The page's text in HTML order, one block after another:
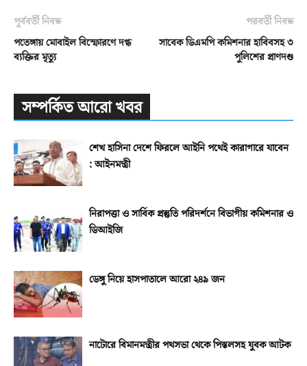
পূর্ববর্তী নিবন্ধ
পতেঙ্গায় মোবাইল বিস্ফোরণে দগ্ধ
ব্যক্তির মৃত্যু
পরবর্তী নিবন্ধ
সাবেক ডিএমপি কমিশনার হাবিবসহ ৩
পুলিশের প্রাণদণ্ড
সম্পর্কিত আরো খবর
শেখ হাসিনা দেশে ফিরলে আইনি পথেই কারাগারে যাবেন
: আইনমন্ত্রী
নিরাপত্তা ও সার্বিক প্রস্তুতি পরিদর্শনে বিভাগীয় কমিশনার ও
ডিআইজি
ডেঙ্গু নিয়ে হাসপাতালে আরো ২৪৯ জন
নাটোরে বিমানমন্ত্রীর পথসভা থেকে পিস্তলসহ যুবক আটক